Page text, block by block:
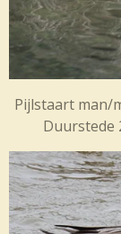
Pijlstaart man/